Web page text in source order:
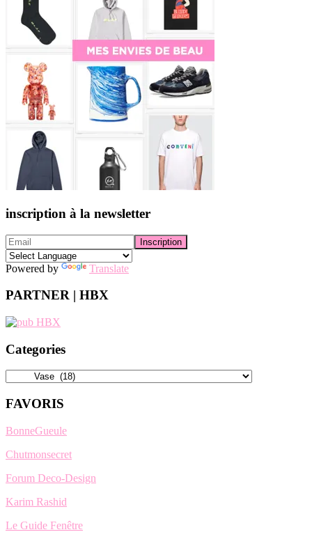
inscription à la newsletter
Powered by Translate
PARTNER | HBX
Categories
Categories
FAVORIS
BonneGueule
Chutmonsecret
Forum Deco-Design
Karim Rashid
Le Guide Fenêtre